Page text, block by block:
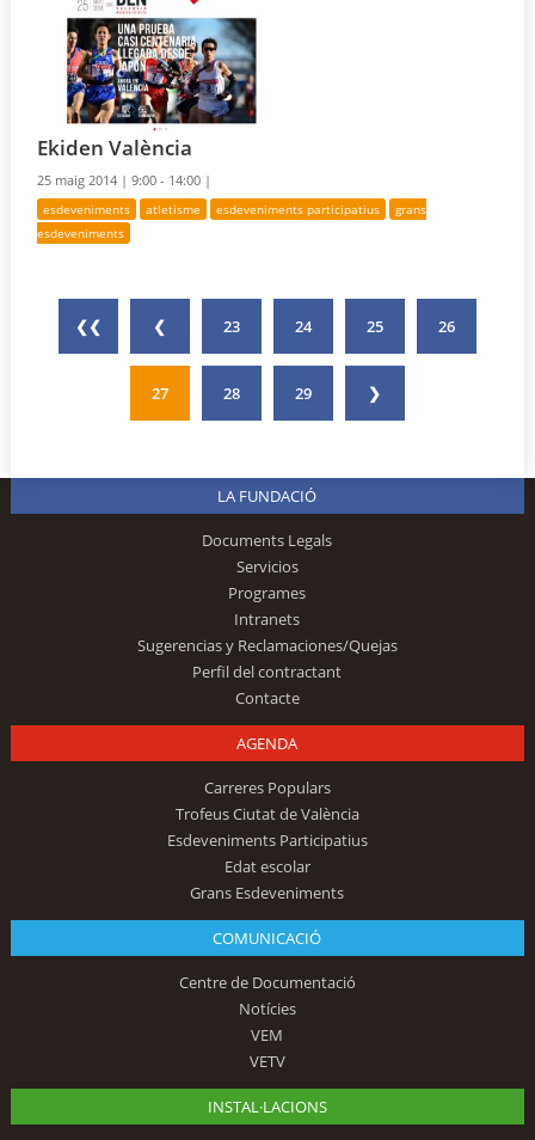
Ekiden València
25 maig 2014 |9:00 - 14:00 |
esdeveniments atletisme esdeveniments participatius
grans
esdeveniments
❮❮ ❮ 23 24 25 26
27 28 29 ❯
LA FUNDACIÓ
Documents Legals
Servicios
Programes
Intranets
Sugerencias y Reclamaciones/Quejas
Perfil del contractant
Contacte
AGENDA
Carreres Populars
Trofeus Ciutat de València
Esdeveniments Participatius
Edat escolar
Grans Esdeveniments
COMUNICACIÓ
Centre de Documentació
Notícies
VEM
VETV
INSTAL·LACIONS